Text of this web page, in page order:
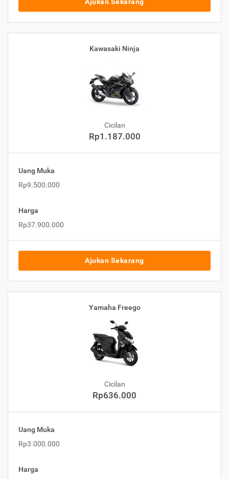
Ajukan Sekarang
Kawasaki Ninja
Cicilan
Rp1.187.000
Uang Muka
Rp9.500.000
Harga
Rp37.900.000
Ajukan Sekarang
Yamaha Freego
Cicilan
Rp636.000
Uang Muka
Rp3.000.000
Harga